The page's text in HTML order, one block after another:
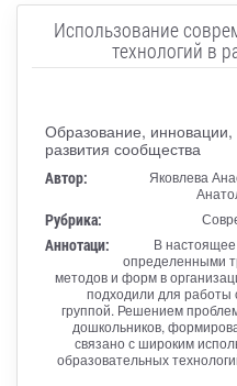
Использование
технологий в
Образование, инновации,
развития сообщества
Автор:
Яковлева
Рубрика:
Аннотаци:
В настоящее
определенными
методов и форм в
подходили для работы
группой. Решением
дошкольников,
связано с широким
образовательных